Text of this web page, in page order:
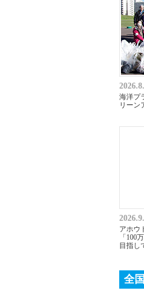
海洋プ
リーン
アホウ
「100
目指し
全